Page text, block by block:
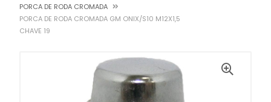
PORCA DE RODA CROMADA
PORCA DE RODA CROMADA GM ONIX/S10 M12X1,5
CHAVE 19